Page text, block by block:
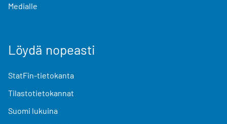
Medialle
Löydä nopeasti
StatFin-tietokanta
Tilastotietokannat
Suomi lukuina